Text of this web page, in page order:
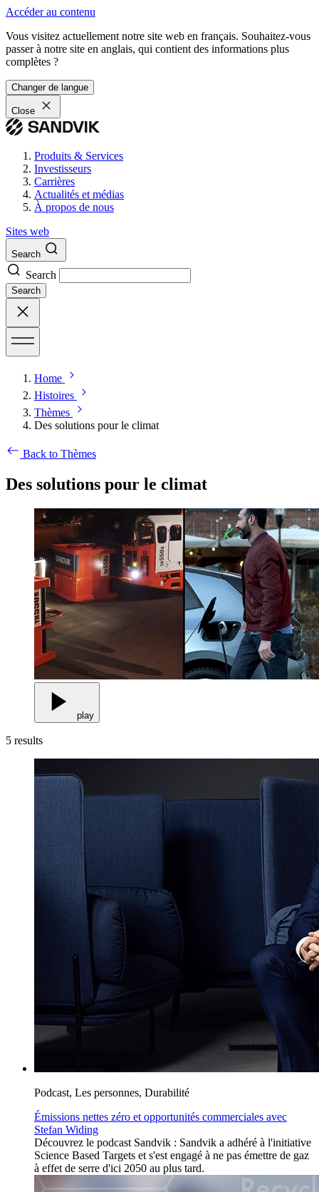
Accéder au contenu
Vous visitez actuellement notre site web en français. Souhaitez-vous
passer à notre site en anglais, qui contient des informations plus
complètes ?
Changer de langue
Close
Produits & Services
Investisseurs
Carrières
Actualités et médias
À propos de nous
Sites web
Search
Search
Search
Home
Histoires
Thèmes
Des solutions pour le climat
Back to Thèmes
Des solutions pour le climat
play
5 results
Podcast, Les personnes, Durabilité
Émissions nettes zéro et opportunités commerciales avec
Stefan Widing
Découvrez le podcast Sandvik : Sandvik a adhéré à l'initiative
Science Based Targets et s'est engagé à ne pas émettre de gaz
à effet de serre d'ici 2050 au plus tard.